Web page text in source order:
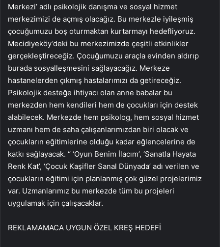
Merkezi’ adlı psikolojik danışma ve sosyal hizmet
merkezimizi de açmış olacağız. Bu merkezle iyileşmiş
çocuğumuzu boş oturmaktan kurtarmayı hedefliyoruz.
Mecidiyeköy’deki bu merkezimizde çeşitli etkinlikler
gerçekleştireceğiz. Çocuğumuzu araçla evinden aldırıp
burada sosyalleşmesini sağlayacağız. Merkeze
hastanelerden çıkmış hastalarımızı da getireceğiz.
Psikolojik desteğe ihtiyacı olan anne babalar bu
merkezden hem kendileri hem de çocukları için destek
alabilecek. Merkezde hem psikolog, hem sosyal hizmet
uzmanı hem de saha çalışanlarımızdan biri olacak ve
çocukların eğitimlerine olduğu kadar eğlencelerine de
katkı sağlayacak. “ ‘Oyun Benim İlacım’, ‘Sanatla Hayata
Renk Kat’, ‘Çocuk Kaşifler Sanal Dünyada’ adı verilen ve
çocukların eğitimi için planlanmış çok güzel projelerimiz
var. Uzmanlarımız bu merkezde tüm bu projeleri
uygulamak için çalışacaklar.
REKLAMAMACA UYGUN ÖZEL KREŞ HEDEFİ